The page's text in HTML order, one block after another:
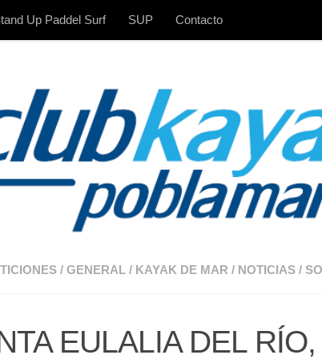
Up Paddel Surf SUP Contacto
/ GENERAL / KAYAK DE MAR / NOTICIAS /
EULALIA DEL